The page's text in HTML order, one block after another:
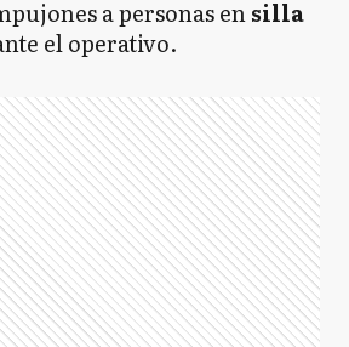
a personas ensilla
el operativo.